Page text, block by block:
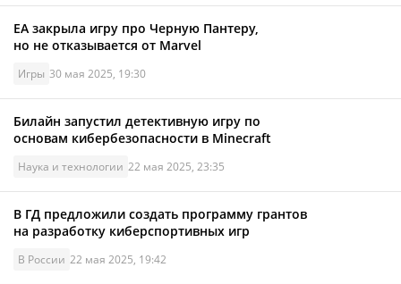
EA закрыла игру про Черную Пантеру,
но не отказывается от Marvel
Игры 30 мая 2025, 19:30
Билайн запустил детективную игру по
основам кибербезопасности в Minecraft
Наука и технологии 22 мая 2025, 23:35
В ГД предложили создать программу грантов
на разработку киберспортивных игр
В России 22 мая 2025, 19:42